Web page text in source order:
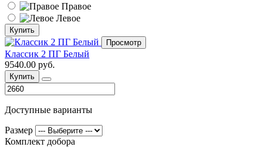
Правое
Левое
Купить
Просмотр
Классик 2 ПГ Белый
9540.00 руб.
Купить
Доступные варианты
Размер
Комплект добора